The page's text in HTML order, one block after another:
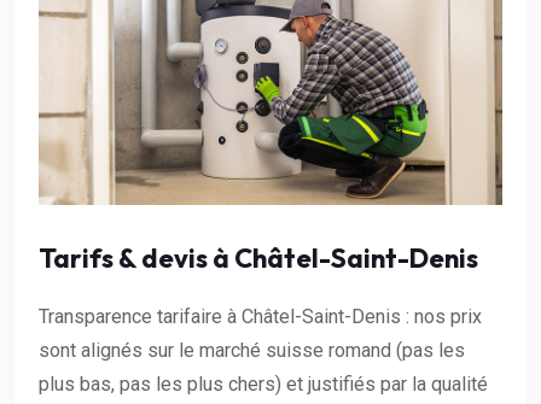
Tarifs & devis à Châtel-Saint-Denis
Transparence tarifaire à Châtel-Saint-Denis : nos prix
sont alignés sur le marché suisse romand (pas les
plus bas, pas les plus chers) et justifiés par la qualité